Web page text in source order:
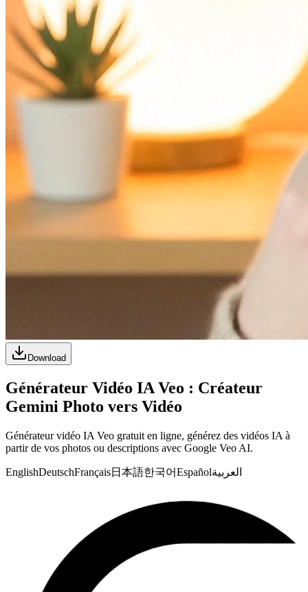
Download
Générateur Vidéo IA Veo : Créateur
Gemini Photo vers Vidéo
Générateur vidéo IA Veo gratuit en ligne, générez des vidéos IA à
partir de vos photos ou descriptions avec Google Veo AI.
EnglishDeutschFrançais日本語한국어Españolالعربية